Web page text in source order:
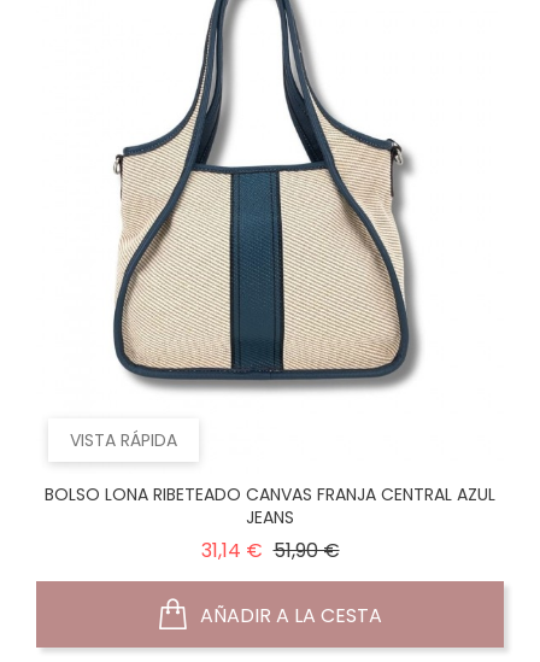
VISTA RÁPIDA
BOLSO LONA RIBETEADO CANVAS FRANJA CENTRAL AZUL
JEANS
31,14 € Precio
51,90 €Precio
AÑADIR A LA CESTA